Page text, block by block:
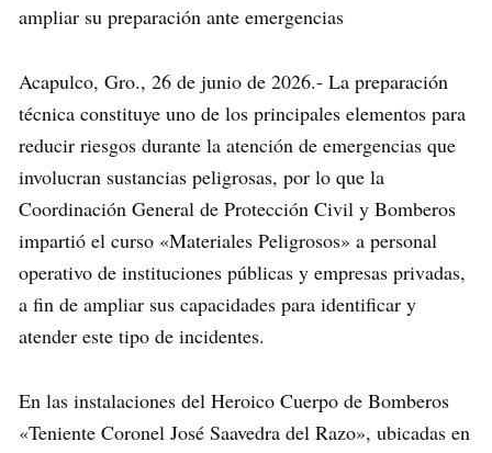
ampliar su preparación ante emergencias
Acapulco, Gro., 26 de junio de 2026.- La preparación
técnica constituye uno de los principales elementos para
reducir riesgos durante la atención de emergencias que
involucran sustancias peligrosas, por lo que la
Coordinación General de Protección Civil y Bomberos
impartió el curso «Materiales Peligrosos» a personal
operativo de instituciones públicas y empresas privadas,
a fin de ampliar sus capacidades para identificar y
atender este tipo de incidentes.
En las instalaciones del Heroico Cuerpo de Bomberos
«Teniente Coronel José Saavedra del Razo», ubicadas en